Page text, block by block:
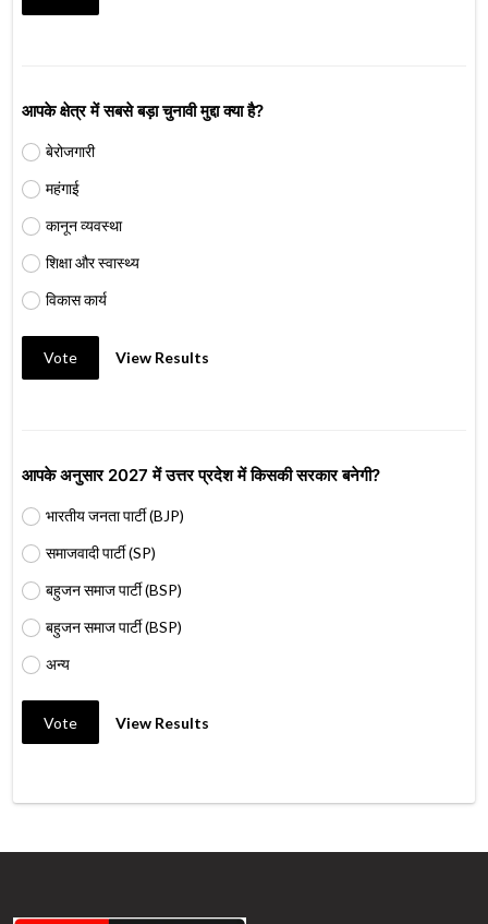
आपके क्षेत्र में सबसे बड़ा चुनावी मुद्दा क्या है?
बेरोजगारी
महंगाई
कानून व्यवस्था
शिक्षा और स्वास्थ्य
विकास कार्य
Vote View Results
आपके अनुसार 2027 में उत्तर प्रदेश में किसकी सरकार बनेगी?
भारतीय जनता पार्टी (BJP)
समाजवादी पार्टी (SP)
बहुजन समाज पार्टी (BSP)
बहुजन समाज पार्टी (BSP)
अन्य
Vote View Results